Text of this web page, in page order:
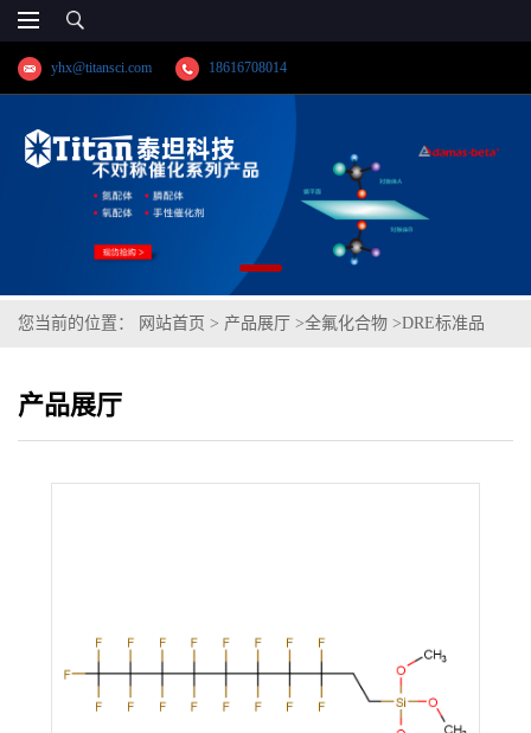
yhx@titansci.com 18616708014
您当前的位置： 网站首页 > 产品展厅 >全氟化合物 >DRE标准品
应)
产品展厅